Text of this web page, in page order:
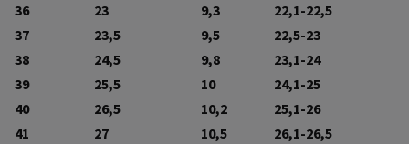
36
23 9,3
22,1-22,5
37
23,5 9,5
22,5-23
38
24,5 9,8
23,1-24
39
25,5 10
24,1-25
40
26,5 10,2
25,1-26
41
27 10,5
26,1-26,5